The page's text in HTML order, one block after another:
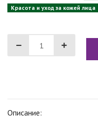
Красота и уход за кожей лица
Описание: